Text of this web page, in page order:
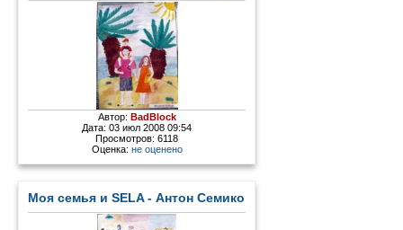
Автор: BadBlock
Дата: 03 июл 2008 09:54
Просмотров: 6118
Оценка: не оценено
Моя семья и SELA - Антон Семиков.jpg